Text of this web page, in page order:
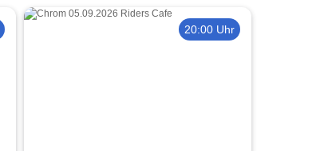
20:00 Uhr